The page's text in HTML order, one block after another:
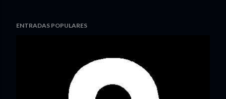
ENTRADAS POPULARES